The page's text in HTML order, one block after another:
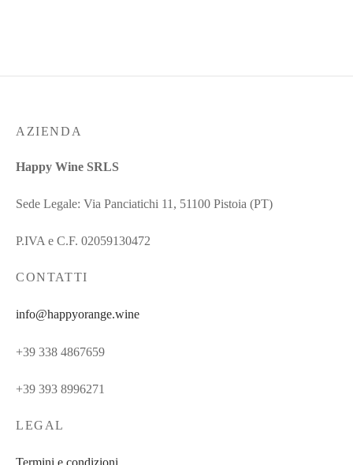
AZIENDA
Happy Wine SRLS
Sede Legale: Via Panciatichi 11, 51100 Pistoia (PT)
P.IVA e C.F. 02059130472
CONTATTI
info@happyorange.wine
+39 338 4867659
+39 393 8996271
LEGAL
Termini e condizioni